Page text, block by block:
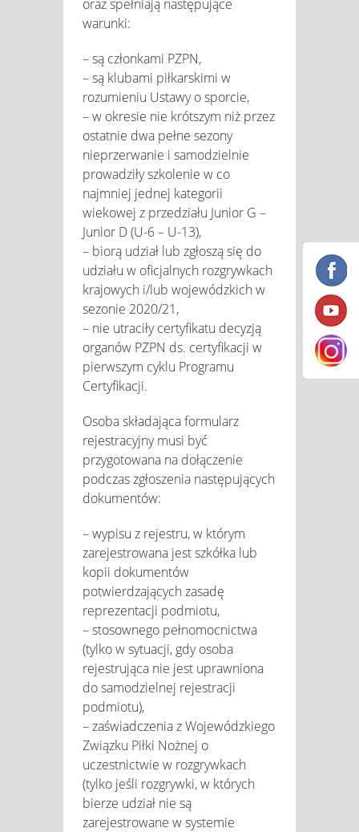
oraz spełniają następujące
warunki:
– są członkami PZPN,
– są klubami piłkarskimi w
rozumieniu Ustawy o sporcie,
– w okresie nie krótszym niż przez
ostatnie dwa pełne sezony
nieprzerwanie i samodzielnie
prowadziły szkolenie w co
najmniej jednej kategorii
wiekowej z przedziału Junior G –
Junior D (U-6 – U-13),
– biorą udział lub zgłoszą się do
udziału w oficjalnych rozgrywkach
krajowych i/lub wojewódzkich w
sezonie 2020/21,
– nie utraciły certyfikatu decyzją
organów PZPN ds. certyfikacji w
pierwszym cyklu Programu
Certyfikacji.
Osoba składająca formularz
rejestracyjny musi być
przygotowana na dołączenie
podczas zgłoszenia następujących
dokumentów:
– wypisu z rejestru, w którym
zarejestrowana jest szkółka lub
kopii dokumentów
potwierdzających zasadę
reprezentacji podmiotu,
– stosownego pełnomocnictwa
(tylko w sytuacji, gdy osoba
rejestrująca nie jest uprawniona
do samodzielnej rejestracji
podmiotu),
– zaświadczenia z Wojewódzkiego
Związku Piłki Nożnej o
uczestnictwie w rozgrywkach
(tylko jeśli rozgrywki, w których
bierze udział nie są
zarejestrowane w systemie